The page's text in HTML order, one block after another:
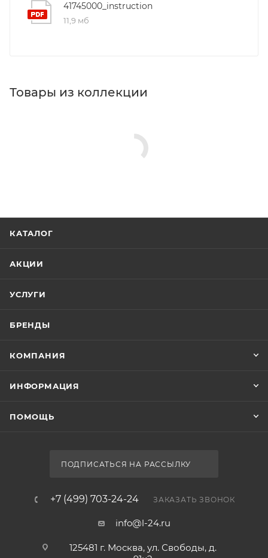
41745000_instruction
11,9 мб
Товары из коллекции
КАТАЛОГ
АКЦИИ
УСЛУГИ
БРЕНДЫ
КОМПАНИЯ
ИНФОРМАЦИЯ
ПОМОЩЬ
ПОДПИСАТЬСЯ НА РАССЫЛКУ
+7 (499) 703-24-24 ЗАКАЗАТЬ ЗВОНОК
info@l-24.ru
125481 г. Москва, ул. Свободы, д.